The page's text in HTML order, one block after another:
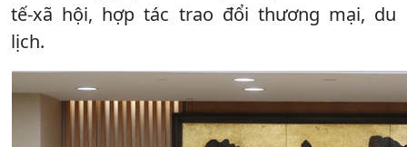
tế-xã hội, hợp tác trao đổi thương mại, du
lịch.